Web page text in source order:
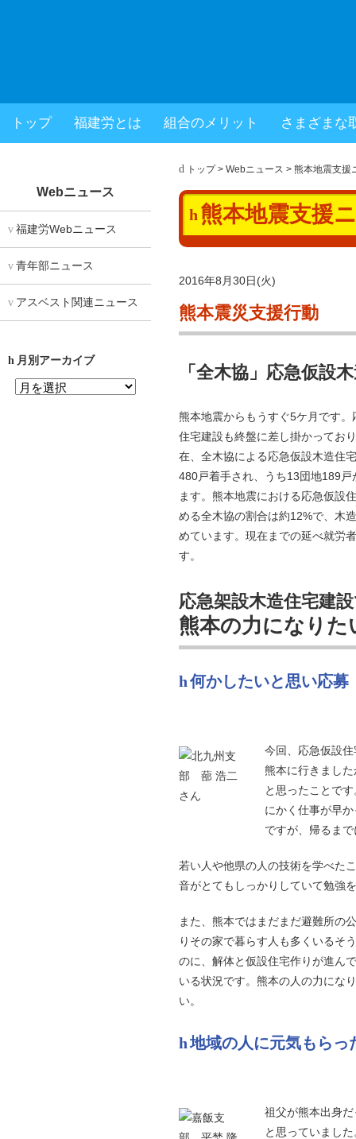
トップ 福建労とは 組合のメリット さまざまな
トップ> Webニュース > 熊本地震支援
熊本地震支援
2016年8月30日(火)
熊本震災支援行動
「全木協」応急仮設
熊本地震からもうすぐ5ケ月です。
住宅建設も終盤に差し掛かってお
在、全木協による応急仮設木造住
480戸着手され、うち13団地189戸
ます。熊本地震における応急仮設
める全木協の割合は約12%で、木
めています。現在までの延べ就労
す。
応急架設木造住宅建
熊本の力になりた
何かしたいと思い応募
今回、応急仮設
熊本に行きまし
と思ったことで
にかく仕事が早
ですが、帰るま
若い人や他県の人の技術を学べた
音がとてもしっかりしていて勉強
また、熊本ではまだまだ避難所の
りその家で暮らす人も多くいるそ
のに、解体と仮設住宅作りが進ん
いる状況です。熊本の人の力にな
い。
地域の人に元気もらっ
祖父が熊本出身
と思っていまし
Webニュース
福建労Webニュース
青年部ニュース
アスベスト関連ニュース
月別アーカイブ